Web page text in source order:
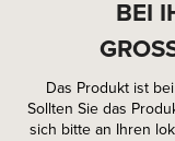
BEI
Das Produkt ist
Sollten Sie das
sich bitte an Ihren